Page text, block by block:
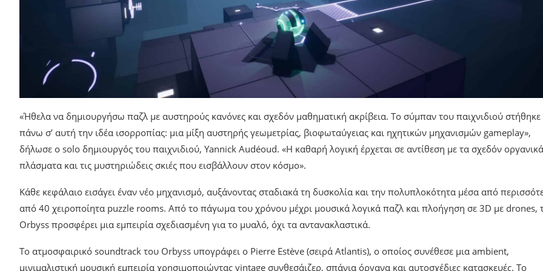
«Ήθελα να δημιουργήσω παζλ με αυστηρούς κανόνες και σχεδόν μαθηματική ακρίβεια. Το σύμπαν του παιχνιδιού στήθηκε
πάνω σ’ αυτή την ιδέα ισορροπίας: μια μίξη αυστηρής γεωμετρίας, βιοφωταύγειας και ηχητικών μηχανισμών gameplay»,
δήλωσε ο solo δημιουργός του παιχνιδιού, Yannick Audéoud. «Η καθαρή λογική έρχεται σε αντίθεση με τα σχεδόν οργανικά
πλάσματα και τις μυστηριώδεις σκιές που εισβάλλουν στον κόσμο».
Κάθε κεφάλαιο εισάγει έναν νέο μηχανισμό, αυξάνοντας σταδιακά τη δυσκολία και την πολυπλοκότητα μέσα από
από 40 χειροποίητα puzzle rooms. Από το πάγωμα του χρόνου μέχρι μουσικά λογικά παζλ και πλοήγηση σε 3D με drones,
Orbyss προσφέρει μια εμπειρία σχεδιασμένη για το μυαλό, όχι τα αντανακλαστικά.
Το ατμοσφαιρικό soundtrack του Orbyss υπογράφει ο Pierre Estève (σειρά Atlantis), ο οποίος συνέθεσε μια ambient,
μινιμαλιστική μουσική εμπειρία χρησιμοποιώντας vintage συνθεσάιζερ, σπάνια όργανα και αυτοσχέδιες κατασκευές. Το